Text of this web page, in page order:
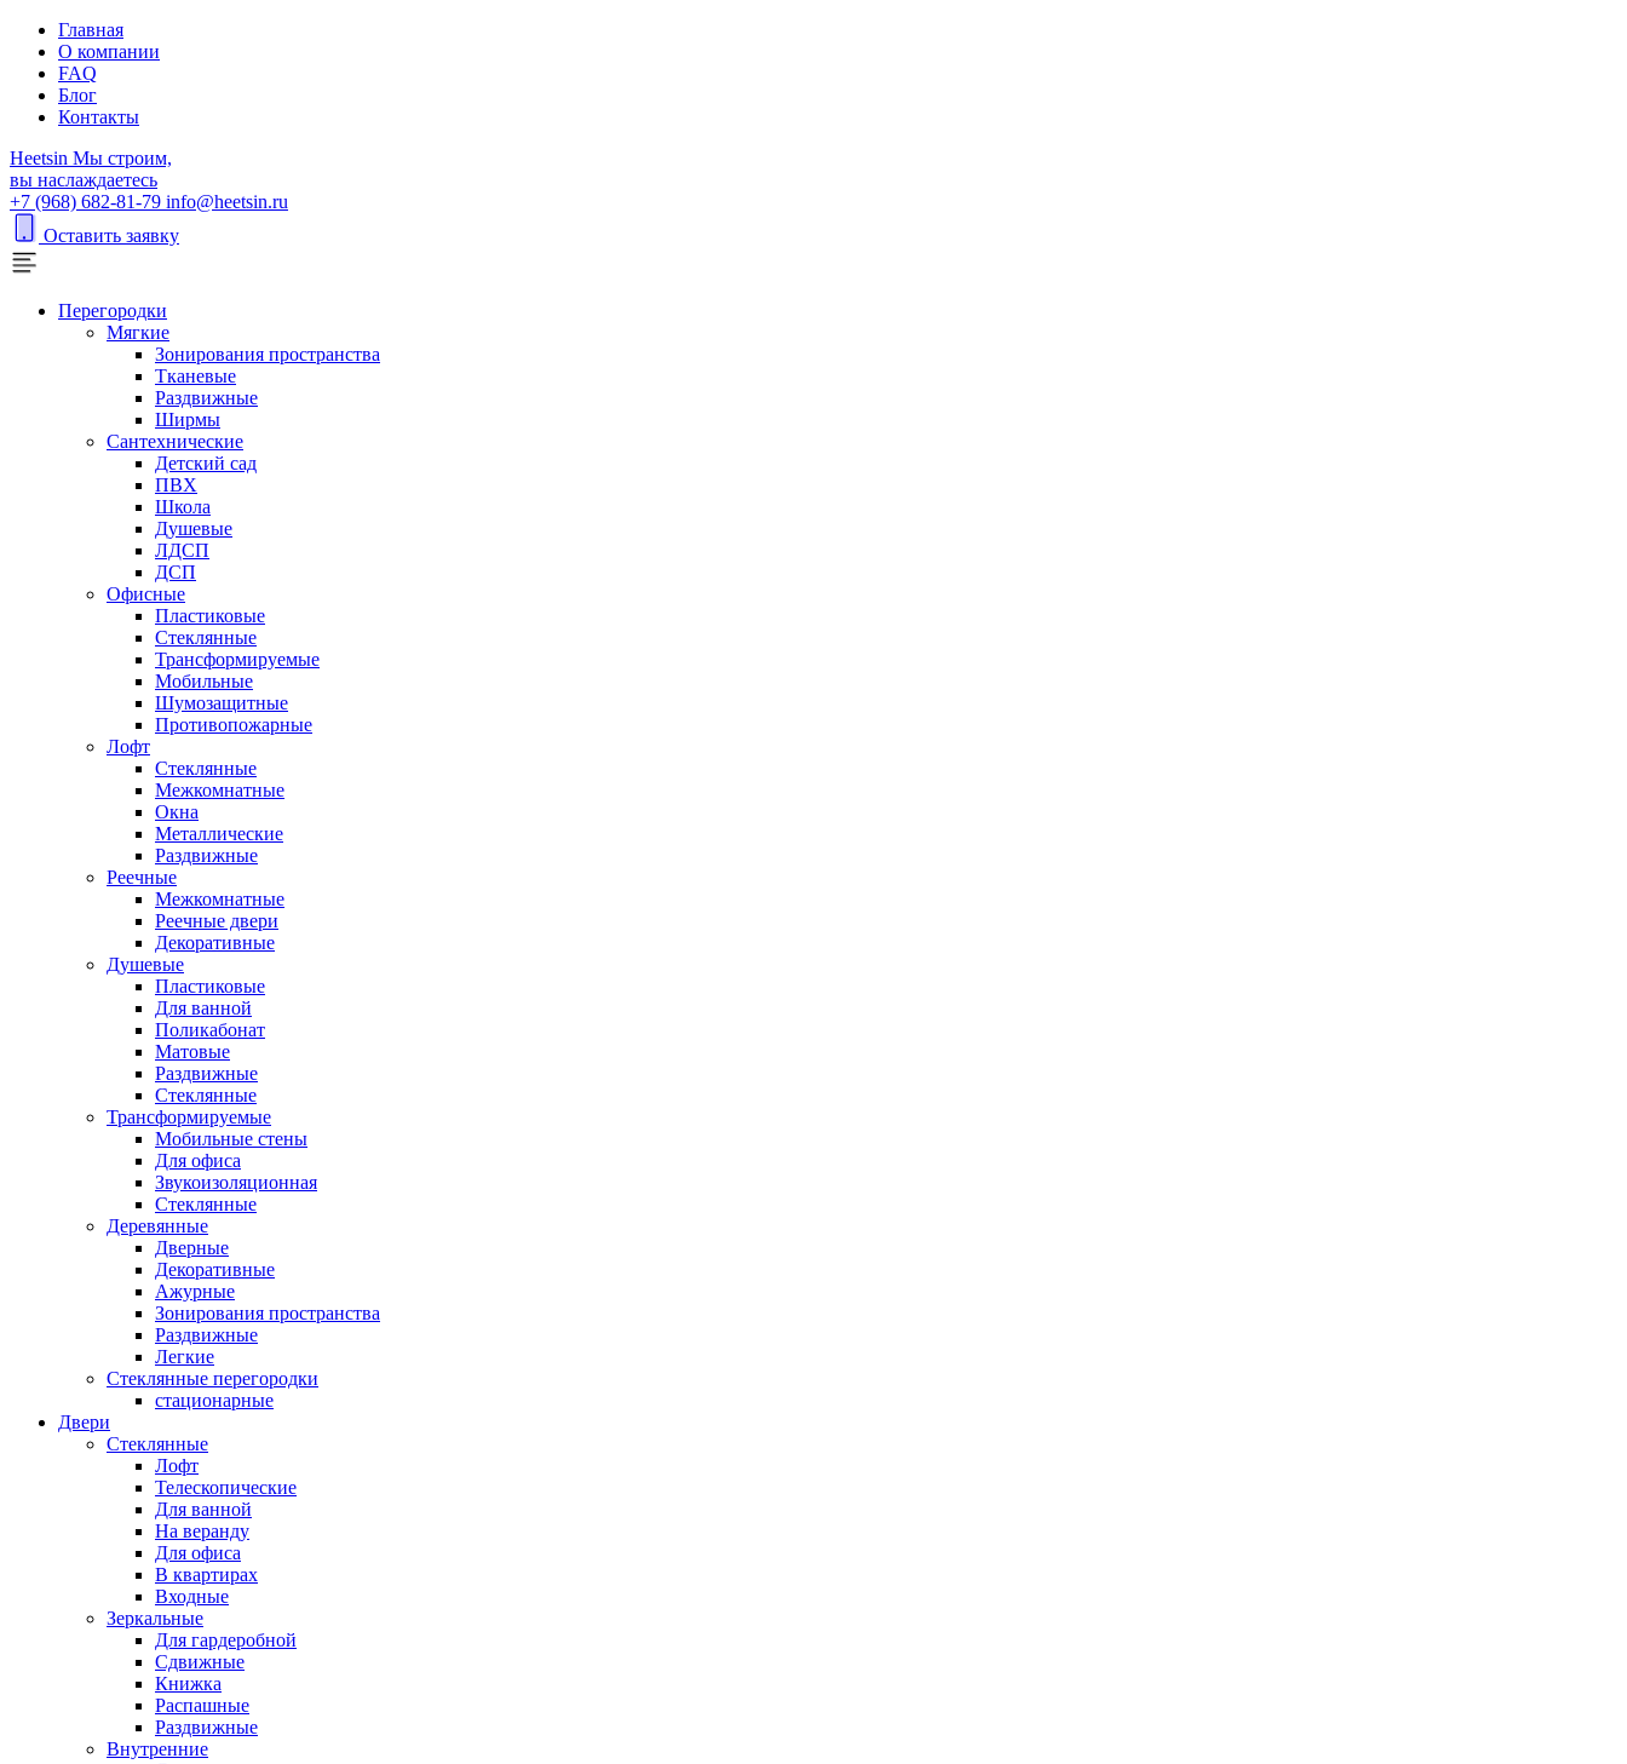
Главная
О компании
FAQ
Блог
Контакты
Heetsin Мы строим,
вы наслаждаетесь
+7 (968) 682-81-79 info@heetsin.ru
Оставить заявку
Перегородки
Мягкие
Зонирования пространства
Тканевые
Раздвижные
Ширмы
Сантехнические
Детский сад
ПВХ
Школа
Душевые
ЛДСП
ДСП
Офисные
Пластиковые
Стеклянные
Трансформируемые
Мобильные
Шумозащитные
Противопожарные
Лофт
Стеклянные
Межкомнатные
Окна
Металлические
Раздвижные
Реечные
Межкомнатные
Реечные двери
Декоративные
Душевые
Пластиковые
Для ванной
Поликабонат
Матовые
Раздвижные
Стеклянные
Трансформируемые
Мобильные стены
Для офиса
Звукоизоляционная
Стеклянные
Деревянные
Дверные
Декоративные
Ажурные
Зонирования пространства
Раздвижные
Легкие
Стеклянные перегородки
стационарные
Двери
Стеклянные
Лофт
Телескопические
Для ванной
На веранду
Для офиса
В квартирах
Входные
Зеркальные
Для гардеробной
Сдвижные
Книжка
Распашные
Раздвижные
Внутренние